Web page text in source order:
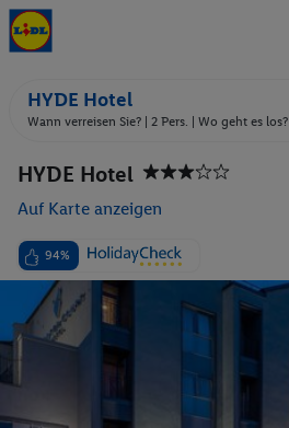
HYDE Hotel
Wann verreisen Sie? | 2 Pers. | Wo geht es los?
HYDE Hotel
Auf Karte anzeigen
94%